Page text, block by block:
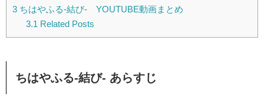
3 ちはやふる-結び- YOUTUBE動画まとめ
3.1 Related Posts
ちはやふる-結び- あらすじ